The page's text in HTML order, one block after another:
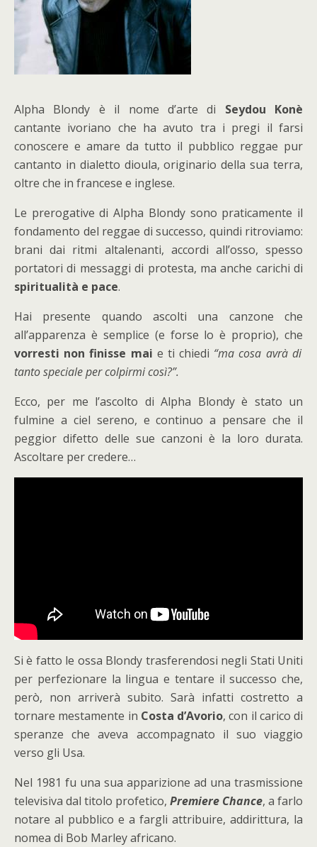
Alpha Blondy è il nome d’arte di Seydou Konè
cantante ivoriano che ha avuto tra i pregi il farsi
conoscere e amare da tutto il pubblico reggae pur
cantanto in dialetto dioula, originario della sua terra,
oltre che in francese e inglese.
Le prerogative di Alpha Blondy sono praticamente il
fondamento del reggae di successo, quindi ritroviamo:
brani dai ritmi altalenanti, accordi all’osso, spesso
portatori di messaggi di protesta, ma anche carichi di
spiritualità e pace.
Hai presente quando ascolti una canzone che
all’apparenza è semplice (e forse lo è proprio), che
vorresti non finisse mai e ti chiedi “ma cosa avrà di
tanto speciale per colpirmi così?”.
Ecco, per me l’ascolto di Alpha Blondy è stato un
fulmine a ciel sereno, e continuo a pensare che il
peggior difetto delle sue canzoni è la loro durata.
Ascoltare per credere…
Si è fatto le ossa Blondy trasferendosi negli Stati Uniti
per perfezionare la lingua e tentare il successo che,
però, non arriverà subito. Sarà infatti costretto a
tornare mestamente in Costa d’Avorio, con il carico di
speranze che aveva accompagnato il suo viaggio
verso gli Usa.
Nel 1981 fu una sua apparizione ad una trasmissione
televisiva dal titolo profetico, Premiere Chance, a farlo
notare al pubblico e a fargli attribuire, addirittura, la
nomea di Bob Marley africano.